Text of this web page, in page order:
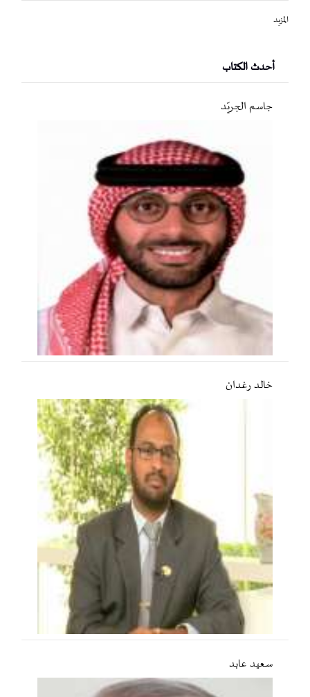
المزيد
أحدث الكتاب
جاسم الجريّد
خالد رغدان
سعید عابد